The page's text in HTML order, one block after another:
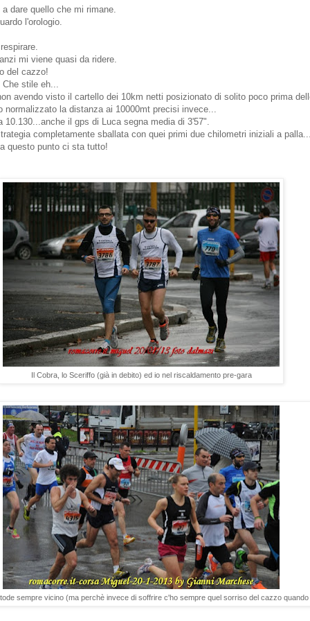
dare quello che mi rimane.
l'orologio.
mi viene quasi da ridere.
del cazzo!
stile eh...
avendo visto il cartello dei 10km netti posizionato di solito poco prima
normalizzato la distanza ai 10000mt precisi invece...
10.130...anche il gps di Luca segna media di 3'57".
completamente sballata con quei primi due chilometri iniziali a
questo punto ci sta tutto!
Il Cobra, lo Sceriffo (già in debito) ed io nel riscaldamento pre-gara
sempre vicino (ma perchè invece di soffrire c'ho sempre quel sorriso del cazzo quando